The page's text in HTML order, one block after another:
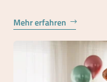
Mehr erfahren